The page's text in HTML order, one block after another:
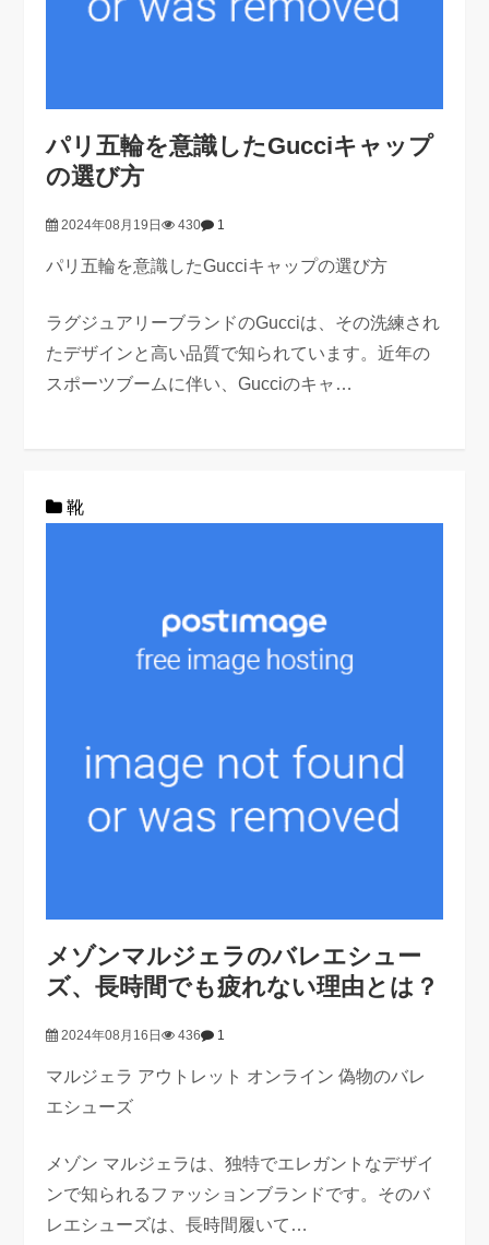
パリ五輪を意識したGucciキャップ
の選び方
2024年08月19日 430 1
パリ五輪を意識したGucciキャップの選び方
ラグジュアリーブランドのGucciは、その洗練され
たデザインと高い品質で知られています。近年の
スポーツブームに伴い、Gucciのキャ…
靴
メゾンマルジェラのバレエシュー
ズ、長時間でも疲れない理由とは？
2024年08月16日 436 1
マルジェラ アウトレット オンライン 偽物のバレ
エシューズ
メゾン マルジェラは、独特でエレガントなデザイ
ンで知られるファッションブランドです。そのバ
レエシューズは、長時間履いて…